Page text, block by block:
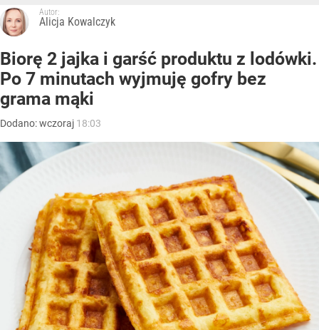
Autor:
Alicja Kowalczyk
Biorę 2 jajka i garść produktu z lodówki.
Po 7 minutach wyjmuję gofry bez
grama mąki
Dodano:wczoraj 18:03